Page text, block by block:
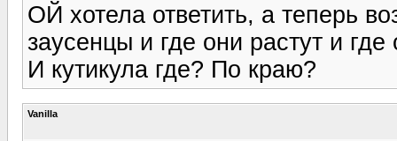
ОЙ хотела ответить, а теперь
заусенцы и где они растут и где
И кутикула где? По краю?
Vanilla